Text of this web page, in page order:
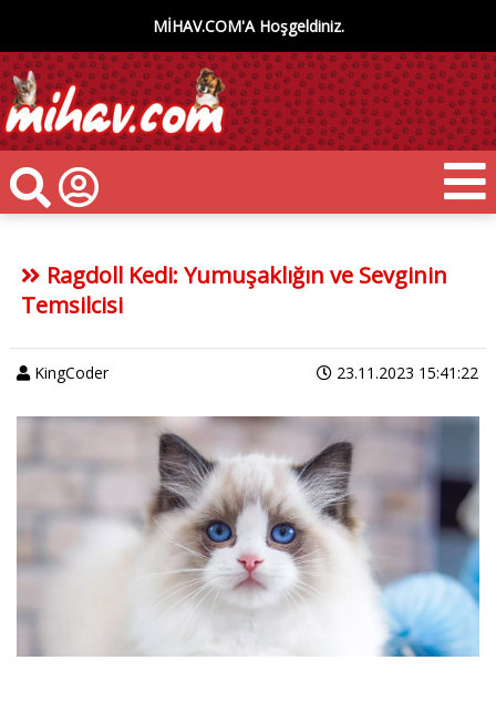
MİHAV.COM'A Hoşgeldiniz.
Ragdoll Kedi: Yumuşaklığın ve Sevginin
Temsilcisi
KingCoder 23.11.2023 15:41:22